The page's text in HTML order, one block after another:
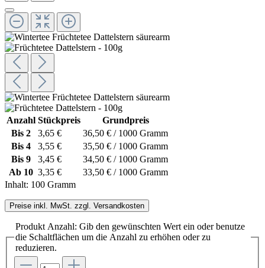
Anzahl Stückpreis
Grundpreis
Bis 2 3,65 €
36,50 € / 1000 Gramm
Bis 4 3,55 €
35,50 € / 1000 Gramm
Bis 9 3,45 €
34,50 € / 1000 Gramm
Ab 10 3,35 €
33,50 € / 1000 Gramm
Inhalt: 100 Gramm
Preise inkl. MwSt. zzgl. Versandkosten
Produkt Anzahl: Gib den gewünschten Wert ein oder benutze
die Schaltflächen um die Anzahl zu erhöhen oder zu
reduzieren.